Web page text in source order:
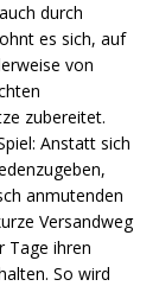
durch
es sich, auf
von
zubereitet.
Anstatt sich
anmutenden
Versandweg
Tage ihren
So wird